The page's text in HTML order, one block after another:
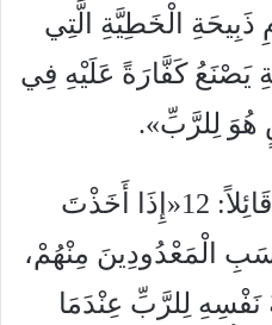
الْخَطِيَّةِ الَّتِي
يَصْنَعُ كَفَّارَةً عَلَيْهِ فِي
هُوَ لِلرَّبِّ».
11وَكَلَّمَ الرَّبُّ مُوسَى قَائِلاً: 12«إِذَا أَخَذْتَ
الْمَعْدُودِينَ مِنْهُمْ،
لِلرَّبِّ عِنْدَمَا